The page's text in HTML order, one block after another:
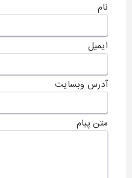
نام
ایمیل
آدرس وبسایت
متن پیام